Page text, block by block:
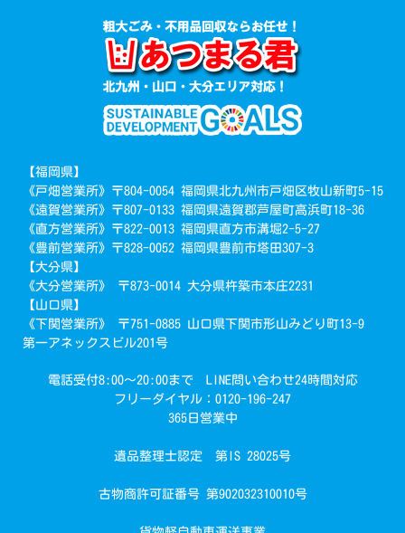
で簡単回収
【福岡県】
《戸畑営業所》〒804-0054 福岡県北九州市戸畑区牧山新町5-15
《遠賀営業所》〒807-0133 福岡県遠賀郡芦屋町高浜町18-36
《直方営業所》〒822-0013 福岡県直方市溝堀2-5-27
《豊前営業所》〒828-0052 福岡県豊前市塔田307-3
【大分県】
《大分営業所》 〒873-0014 大分県杵築市本庄2231
【山口県】
《下関営業所》 〒751-0885 山口県下関市形山みどり町13-9
第一アネックスビル201号
電話受付8:00～20:00まで LINE問い合わせ24時間対応
フリーダイヤル：0120-196-247
365日営業中
遺品整理士認定 第IS 28025号
古物商許可証番号 第902032310010号